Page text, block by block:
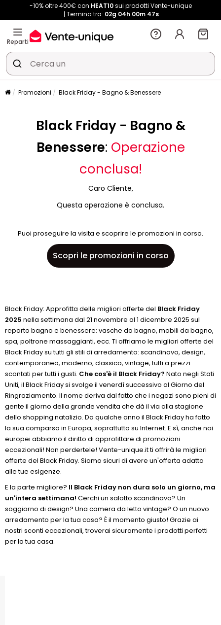
-10% oltre 400€ con HEAT10sui prodotti Vente-unique
Termina tra: 02g 04h 00m 47s
Reparti
Promozioni Black Friday - Bagno & Benessere
Black Friday - Bagno &
Benessere: Operazione
conclusa!
Caro Cliente,
Questa operazione è conclusa.
Puoi proseguire la visita e scoprire le promozioni in corso.
Scopri le promozioni in corso
Black Friday: Approfitta delle migliori offerte del Black Friday
2025 nella settimana dal 21 novembre al 1 dicembre 2025 sul
reparto bagno e benessere: vasche da bagno, mobili da bagno,
spa, poltrone massaggianti, ecc. Ti offriamo le migliori offerte del
Black Friday su tutti gli stili di arredamento: scandinavo, design,
contemporaneo, moderno, classico, vintage, tutti a prezzi
scontati per tutti i gusti. Che cos'è il Black Friday? Nato negli Stati
Uniti, il Black Friday si svolge il venerdì successivo al Giorno del
Ringraziamento. Il nome deriva dal fatto che i negozi sono pieni di
gente il giorno della grande vendita che dà il via alla stagione
dello shopping natalizio. Da qualche anno il Black Friday ha fatto
la sua comparsa in Europa, soprattutto su Internet. E sì, anche noi
europei abbiamo il diritto di approfittare di promozioni
eccezionali! Non perdertele! Vente-unique.it ti offrirà le migliori
offerte del Black Friday. Siamo sicuri di avere un'offerta adatta
alle tue esigenze.
E la parte migliore? Il Black Friday non dura solo un giorno, ma
un'intera settimana! Cerchi un salotto scandinavo? Un
soggiorno di design? Una camera da letto vintage? O un nuovo
arredamento per la tua casa? È il momento giusto! Grazie ai
nostri sconti eccezionali, troverai sicuramente i prodotti perfetti
per la tua casa.